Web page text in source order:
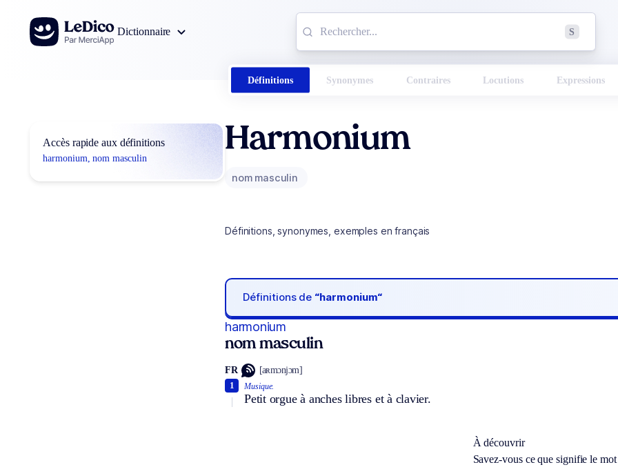
Aller au contenu
Dictionnaire
S
Définitions Synonymes Contraires Locutions Expressions
Accès rapide aux définitions
harmonium, nom masculin
Harmonium
nom masculin
Définitions, synonymes, exemples en français
Définitions de “harmonium“
harmonium
nom masculin
FR [aʀmɔnjɔm]
Musique.
Petit orgue à anches libres et à clavier.
1
À découvrir
Savez-vous ce que signifie le mot